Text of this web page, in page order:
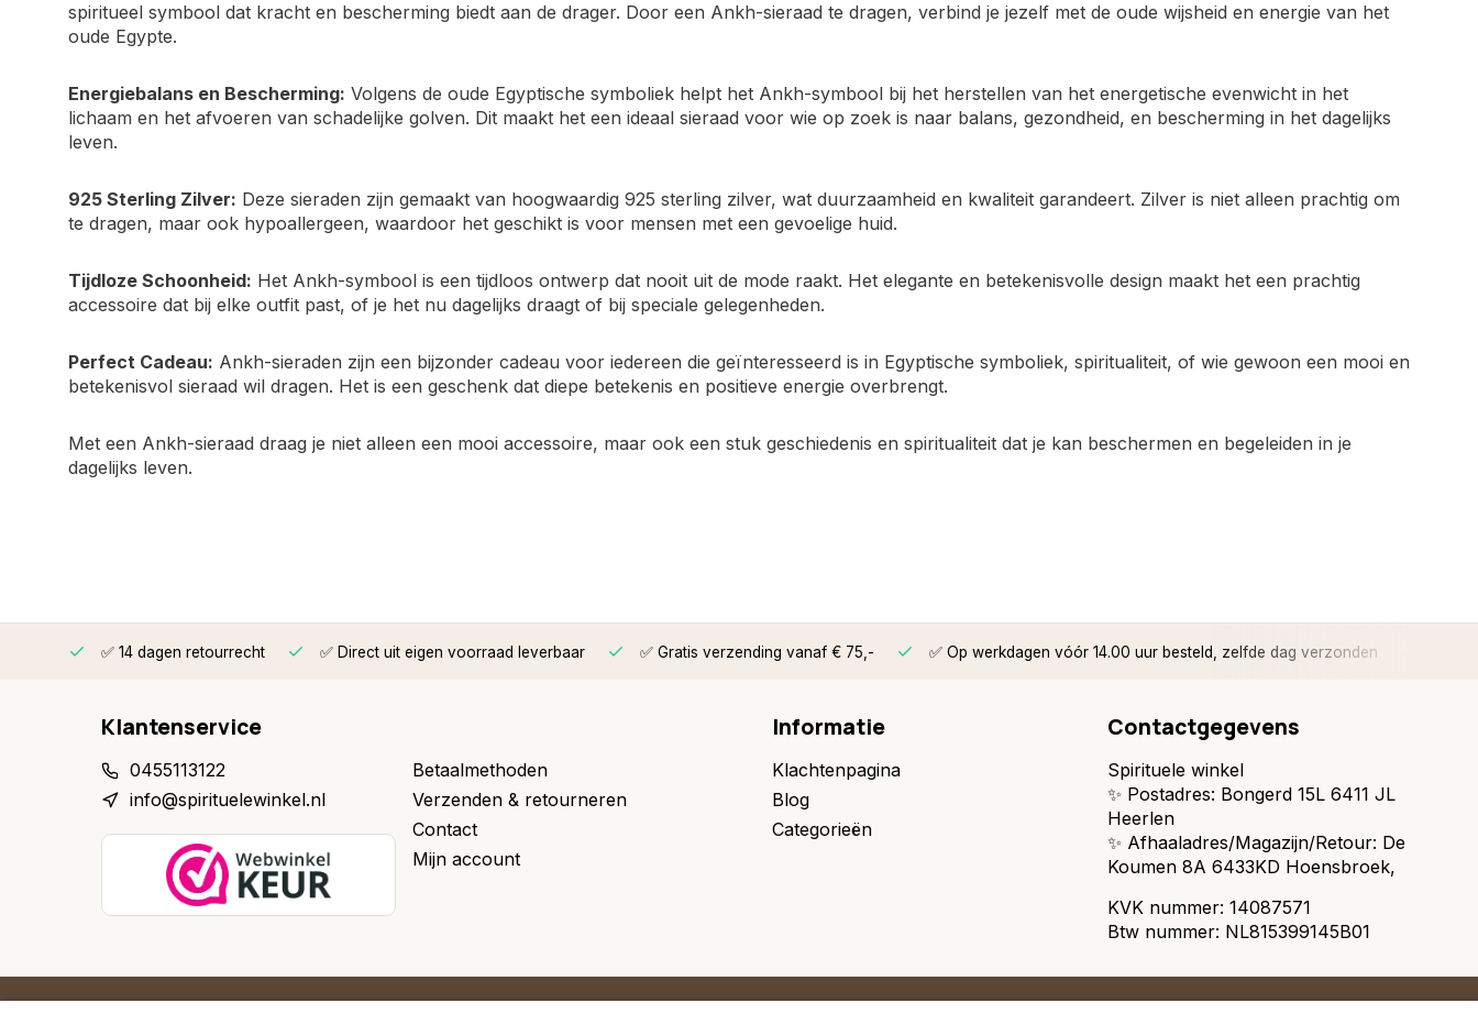
spiritueel symbool dat kracht en bescherming biedt aan de drager. Door een Ankh-sieraad te dragen, verbind je jezelf met de oude wijsheid en energie van het
oude Egypte.
Energiebalans en Bescherming: Volgens de oude Egyptische symboliek helpt het Ankh-symbool bij het herstellen van het energetische evenwicht in het
lichaam en het afvoeren van schadelijke golven. Dit maakt het een ideaal sieraad voor wie op zoek is naar balans, gezondheid, en bescherming in het dagelijks
leven.
925 Sterling Zilver: Deze sieraden zijn gemaakt van hoogwaardig 925 sterling zilver, wat duurzaamheid en kwaliteit garandeert. Zilver is niet alleen prachtig om
te dragen, maar ook hypoallergeen, waardoor het geschikt is voor mensen met een gevoelige huid.
Tijdloze Schoonheid: Het Ankh-symbool is een tijdloos ontwerp dat nooit uit de mode raakt. Het elegante en betekenisvolle design maakt het een prachtig
accessoire dat bij elke outfit past, of je het nu dagelijks draagt of bij speciale gelegenheden.
Perfect Cadeau: Ankh-sieraden zijn een bijzonder cadeau voor iedereen die geïnteresseerd is in Egyptische symboliek, spiritualiteit, of wie gewoon een mooi en
betekenisvol sieraad wil dragen. Het is een geschenk dat diepe betekenis en positieve energie overbrengt.
Met een Ankh-sieraad draag je niet alleen een mooi accessoire, maar ook een stuk geschiedenis en spiritualiteit dat je kan beschermen en begeleiden in je
dagelijks leven.
✅ 14 dagen retourrecht ✅ Direct uit eigen voorraad leverbaar ✅ Gratis verzending vanaf € 75,- ✅ Op werkdagen vóór 14.00 uur besteld, zelfde dag verzonden
Klantenservice
0455113122
info@spirituelewinkel.nl
Betaalmethoden
Verzenden & retourneren
Contact
Mijn account
Informatie
Klachtenpagina
Blog
Categorieën
Contactgegevens
Spirituele winkel
✨ Postadres: Bongerd 15L 6411 JL
Heerlen
✨ Afhaaladres/Magazijn/Retour: De
Koumen 8A 6433KD Hoensbroek,
KVK nummer: 14087571
Btw nummer: NL815399145B01